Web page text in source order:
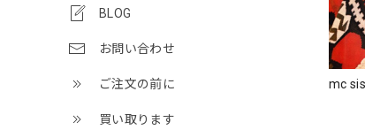
BLOG
お問い合わせ
ご注文の前に
買い取ります
mc